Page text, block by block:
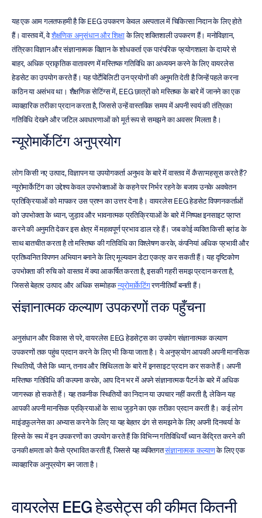
यह एक आम गलतफहमी है कि EEG उपकरण केवल अस्पताल में चिकित्सा निदान के लिए होते
हैं। वास्तव में, वे शैक्षणिक अनुसंधान और शिक्षा के लिए शक्तिशाली उपकरण हैं। मनोविज्ञान,
तंत्रिका विज्ञान और संज्ञानात्मक विज्ञान के शोधकर्ता एक पारंपरिक प्रयोगशाला के दायरे से
बाहर, अधिक प्राकृतिक वातावरण में मस्तिष्क गतिविधि का अध्ययन करने के लिए वायरलेस
हेडसेट का उपयोग करते हैं। यह पोर्टेबिलिटी उन प्रयोगों की अनुमति देती है जिन्हें पहले करना
कठिन या असंभव था। शैक्षणिक सेटिंग्स में, EEG छात्रों को मस्तिष्क के बारे में जानने का एक
व्यावहारिक तरीका प्रदान करता है, जिससे उन्हें वास्तविक समय में अपनी स्वयं की तंत्रिका
गतिविधि देखने और जटिल अवधारणाओं को मूर्त रूप से समझने का अवसर मिलता है।
न्यूरोमार्केटिंग अनुप्रयोग
लोग किसी नए उत्पाद, विज्ञापन या उपयोगकर्ता अनुभव के बारे में वास्तव में कैसा महसूस करते हैं?
न्यूरोमार्केटिंग का उद्देश्य केवल उपभोक्ताओं के कहने पर निर्भर रहने के बजाय उनके अवचेतन
प्रतिक्रियाओं को मापकर उस प्रश्न का उत्तर देना है। वायरलेस EEG हेडसेट विपणनकर्ताओं
को उपभोक्ता के ध्यान, जुड़ाव और भावनात्मक प्रतिक्रियाओं के बारे में निष्पक्ष इनसाइट प्राप्त
करने की अनुमति देकर इस क्षेत्र में महत्वपूर्ण प्रभाव डाल रहे हैं। जब कोई व्यक्ति किसी ब्रांड के
साथ बातचीत करता है तो मस्तिष्क की गतिविधि का विश्लेषण करके, कंपनियां अधिक प्रभावी और
प्रतिध्वनित विपणन अभियान बनाने के लिए मूल्यवान डेटा एकत्र कर सकती हैं। यह दृष्टिकोण
उपभोक्ता की रुचि को वास्तव में क्या आकर्षित करता है, इसकी गहरी समझ प्रदान करता है,
जिससे बेहतर उत्पाद और अधिक सम्मोहक न्यूरोमार्केटिंग रणनीतियाँ बनती हैं।
संज्ञानात्मक कल्याण उपकरणों तक पहुँचना
अनुसंधान और विकास से परे, वायरलेस EEG हेडसेट्स का उपयोग संज्ञानात्मक कल्याण
उपकरणों तक पहुंच प्रदान करने के लिए भी किया जाता है। ये अनुप्रयोग आपकी अपनी मानसिक
स्थितियों, जैसे कि ध्यान, तनाव और शिथिलता के बारे में इनसाइट प्रदान कर सकते हैं। अपनी
मस्तिष्क गतिविधि की कल्पना करके, आप दिन भर में अपने संज्ञानात्मक पैटर्न के बारे में अधिक
जागरूक हो सकते हैं। यह तकनीक स्थितियों का निदान या उपचार नहीं करती है, लेकिन यह
आपकी अपनी मानसिक प्रक्रियाओं के साथ जुड़ने का एक तरीका प्रदान करती है। कई लोग
माइंडफुलनेस का अभ्यास करने के लिए या यह बेहतर ढंग से समझने के लिए अपनी दिनचर्या के
हिस्से के रूप में इन उपकरणों का उपयोग करते हैं कि विभिन्न गतिविधियाँ ध्यान केंद्रित करने की
उनकी क्षमता को कैसे प्रभावित करती हैं, जिससे यह व्यक्तिगत संज्ञानात्मक कल्याण के लिए एक
व्यावहारिक अनुप्रयोग बन जाता है।
वायरलेस EEG हेडसेट्स की कीमत कितनी